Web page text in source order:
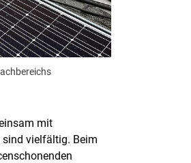
mit
sind vielfältig. Beim